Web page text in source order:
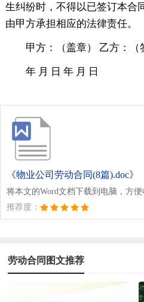
生纠纷时，不得以已签订本合
由甲方承担相应的法律责任。
甲方：（盖章） 乙方：（
年 月 日 年 月 日
《物业公司劳动合同(8篇).doc》
将本文的Word文档下载到电脑，方
推荐度：
劳动合同图文推荐